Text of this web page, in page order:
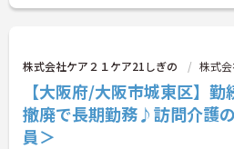
株式会社ケア２１ケア21しぎの 株式会
【大阪府/大阪市城東区】
撤廃で長期勤務♪訪問介護
員＞